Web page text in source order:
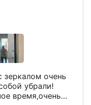
зеркалом очень
убрали!
время,очень